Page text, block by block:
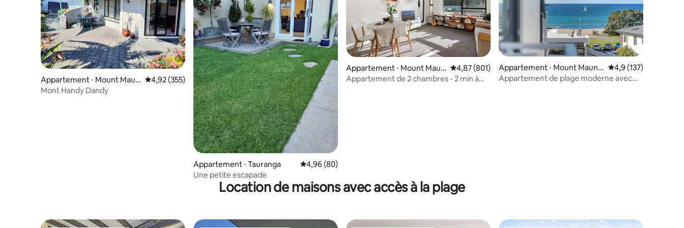
Appartement ⋅ Mount Maun
ganui
Évaluation moyenne sur la base de 355 commentaires : 4,92 sur 5
4,92 (355)
Mont Handy Dandy
Appartement ⋅ Tauranga Évaluation moyenne sur la base de 80 commentaires : 4,96 sur 5
4,96 (80)
Une petite escapade
Appartement ⋅ Mount Maun
ganui
Évaluation moyenne sur la base de 801 commentaires : 4,87 sur 5
4,87 (801)
Appartement de 2 chambres - 2 min à
Appartement ⋅ Mount Maung
anui
Évaluation moyenne
4,9 (137)
Appartement de plage moderne avec
Location de maisons avec accès à la plage